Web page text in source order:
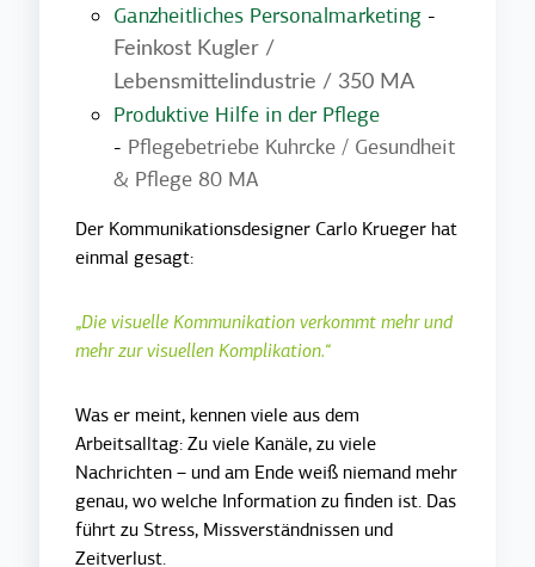
Ganzheitliches Personalmarketing -
Feinkost Kugler /
Lebensmittelindustrie / 350 MA
Produktive Hilfe in der Pflege
- Pflegebetriebe Kuhrcke / Gesundheit
& Pflege 80 MA
Der Kommunikationsdesigner Carlo Krueger hat
einmal gesagt:
„Die visuelle Kommunikation verkommt mehr und
mehr zur visuellen Komplikation.“
Was er meint, kennen viele aus dem
Arbeitsalltag: Zu viele Kanäle, zu viele
Nachrichten – und am Ende weiß niemand mehr
genau, wo welche Information zu finden ist. Das
führt zu Stress, Missverständnissen und
Zeitverlust.